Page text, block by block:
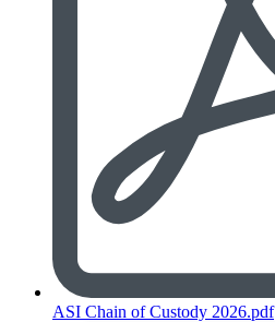
ASI Chain of Custody 2026.pdf